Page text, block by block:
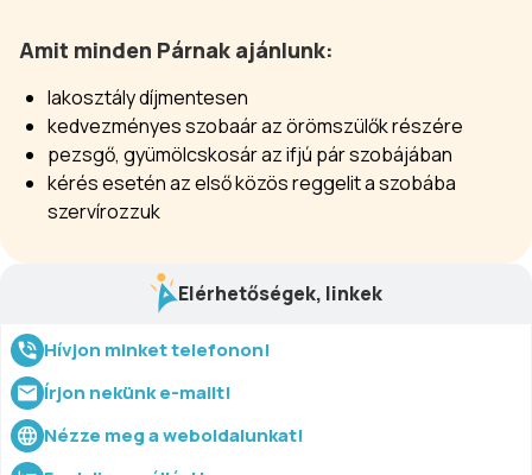
Amit minden Párnak ajánlunk:
lakosztály díjmentesen
kedvezményes szobaár az örömszülők részére
pezsgő, gyümölcskosár az ifjú pár szobájában
kérés esetén az első közös reggelit a szobába
szervírozzuk
Elérhetőségek, linkek
Hívjon minket telefonon!
Írjon nekünk e-mailt!
Nézze meg a weboldalunkat!